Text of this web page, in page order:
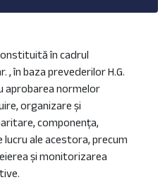
în cadrul
, în baza prevederilor H.G.
aprobarea normelor
organizare și
componența,
ale acestora, precum
și monitorizarea